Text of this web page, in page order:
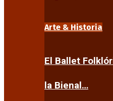
Arte & Historia
El Ballet
la Bienal…